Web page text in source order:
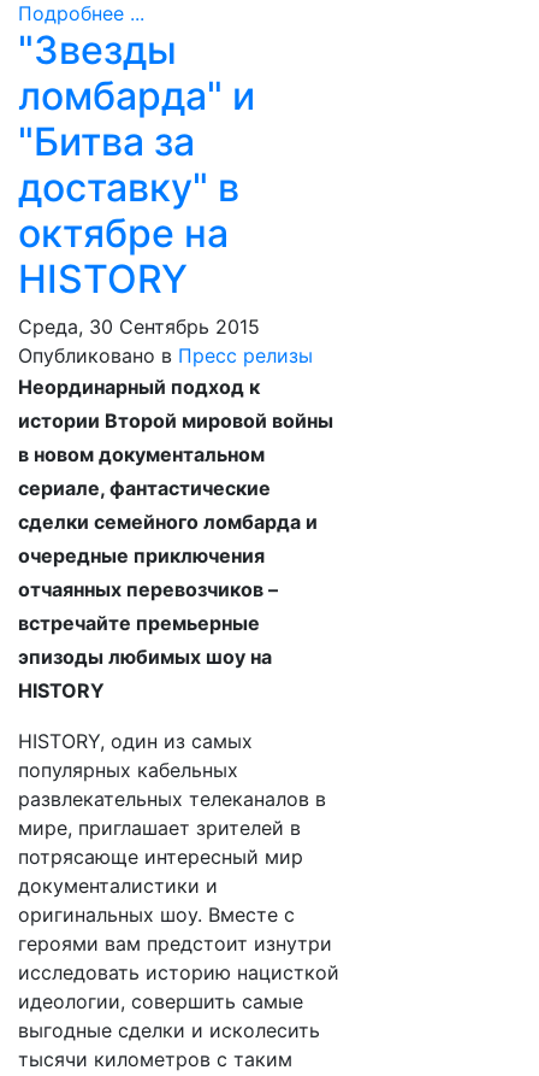
Подробнее ...
"Звезды
ломбарда" и
"Битва за
доставку" в
октябре на
HISTORY
Среда, 30 Сентябрь 2015
Опубликовано в Пресс релизы
Неординарный подход к
истории Второй мировой войны
в новом документальном
сериале, фантастические
сделки семейного ломбарда и
очередные приключения
отчаянных перевозчиков –
встречайте премьерные
эпизоды любимых шоу на
HISTORY
HISTORY, один из самых
популярных кабельных
развлекательных телеканалов в
мире, приглашает зрителей в
потрясающе интересный мир
документалистики и
оригинальных шоу. Вместе с
героями вам предстоит изнутри
исследовать историю нацисткой
идеологии, совершить самые
выгодные сделки и исколесить
тысячи километров с таким